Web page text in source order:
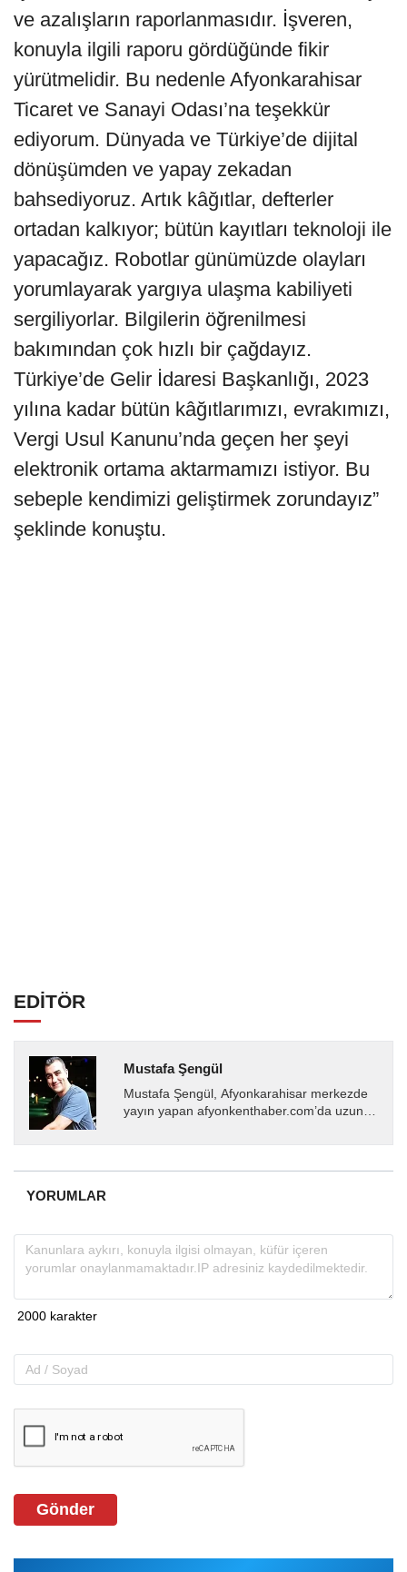
ve azalışların raporlanmasıdır. İşveren,
konuyla ilgili raporu gördüğünde fikir
yürütmelidir. Bu nedenle Afyonkarahisar
Ticaret ve Sanayi Odası’na teşekkür
ediyorum. Dünyada ve Türkiye’de dijital
dönüşümden ve yapay zekadan
bahsediyoruz. Artık kâğıtlar, defterler
ortadan kalkıyor; bütün kayıtları teknoloji ile
yapacağız. Robotlar günümüzde olayları
yorumlayarak yargıya ulaşma kabiliyeti
sergiliyorlar. Bilgilerin öğrenilmesi
bakımından çok hızlı bir çağdayız.
Türkiye’de Gelir İdaresi Başkanlığı, 2023
yılına kadar bütün kâğıtlarımızı, evrakımızı,
Vergi Usul Kanunu’nda geçen her şeyi
elektronik ortama aktarmamızı istiyor. Bu
sebeple kendimizi geliştirmek zorundayız”
şeklinde konuştu.
EDİTÖR
Mustafa Şengül
Mustafa Şengül, Afyonkarahisar merkezde
yayın yapan afyonkenthaber.com’da uzun
almakta, haber akışı...
YORUMLAR
Gönder